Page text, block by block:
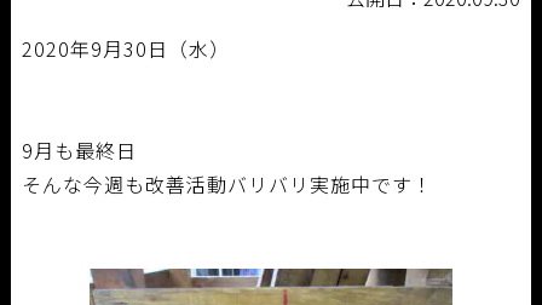
2020年9月30日（水）
9月も最終日
そんな今週も改善活動バリバリ実施中です！